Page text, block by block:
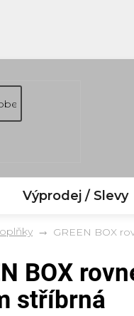
Výprodej / Slevy
GREEN BOX
BOX
stříbrná